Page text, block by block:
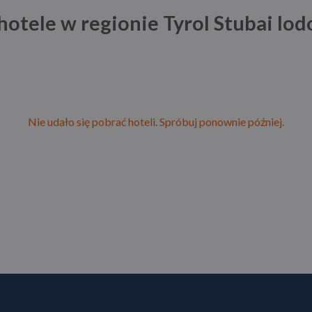
w regionie Tyrol Stubai
Nie udało się pobrać hoteli. Spróbuj ponownie później.